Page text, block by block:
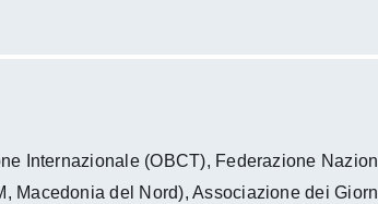
Internazionale (OBCT), Federazione
Macedonia del Nord), Associazione dei